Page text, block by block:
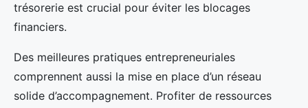
trésorerie est crucial pour éviter les blocages
financiers.
Des meilleures pratiques entrepreneuriales
comprennent aussi la mise en place d’un réseau
solide d’accompagnement. Profiter de ressources